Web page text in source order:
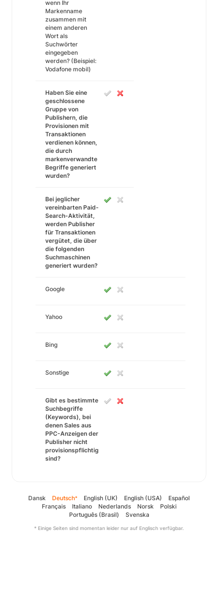
wenn Ihr
Markenname
zusammen mit
einem anderen
Wort als
Suchwörter
eingegeben
werden? (Beispiel:
Vodafone mobil)
Haben Sie eine
geschlossene
Gruppe von
Publishern, die
Provisionen mit
Transaktionen
verdienen können,
die durch
markenverwandte
Begriffe generiert
wurden?
Bei jeglicher
vereinbarten Paid-
Search-Aktivität,
werden Publisher
für Transaktionen
vergütet, die über
die folgenden
Suchmaschinen
generiert wurden?
Google
Yahoo
Bing
Sonstige
Gibt es bestimmte
Suchbegriffe
(Keywords), bei
denen Sales aus
PPC-Anzeigen der
Publisher nicht
provisionspflichtig
sind?
Dansk Deutsch* English (UK) English (USA)
Español
Français
Italiano Nederlands Norsk
Polski
Português (Brasil)
Svenska
* Einige Seiten sind momentan leider nur auf Englisch verfügbar.